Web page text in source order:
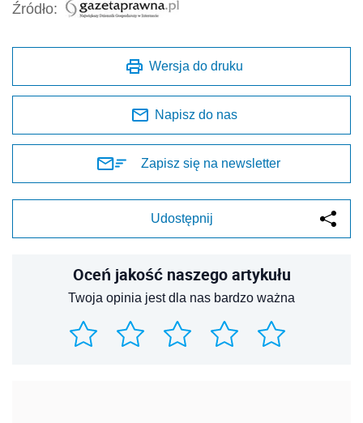
Źródło:
Wersja do druku
Napisz do nas
Zapisz się na newsletter
Udostępnij
Oceń jakość naszego artykułu
Twoja opinia jest dla nas bardzo ważna